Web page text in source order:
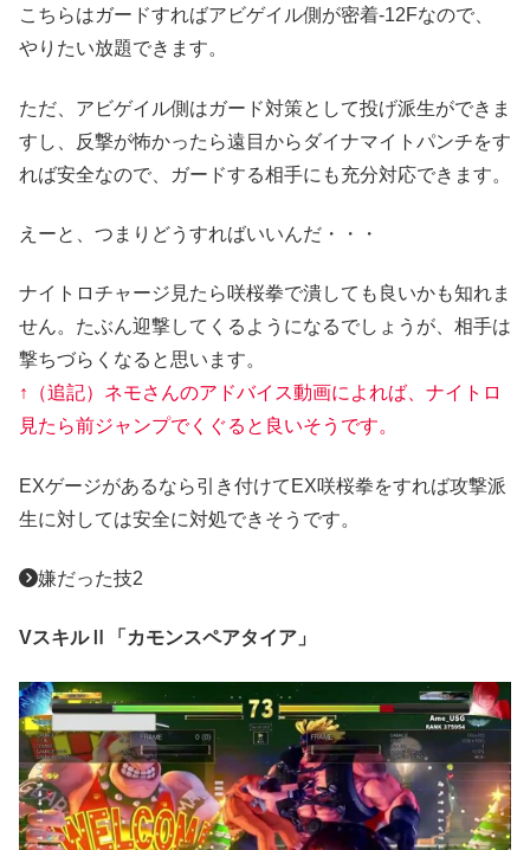
こちらはガードすればアビゲイル側が密着-12Fなので、
やりたい放題できます。
ただ、アビゲイル側はガード対策として投げ派生ができま
すし、反撃が怖かったら遠目からダイナマイトパンチをす
れば安全なので、ガードする相手にも充分対応できます。
えーと、つまりどうすればいいんだ・・・
ナイトロチャージ見たら咲桜拳で潰しても良いかも知れま
せん。たぶん迎撃してくるようになるでしょうが、相手は
撃ちづらくなると思います。
↑（追記）ネモさんのアドバイス動画によれば、ナイトロ
見たら前ジャンプでくぐると良いそうです。
EXゲージがあるなら引き付けてEX咲桜拳をすれば攻撃派
生に対しては安全に対処できそうです。
嫌だった技2
VスキルⅡ「カモンスペアタイア」